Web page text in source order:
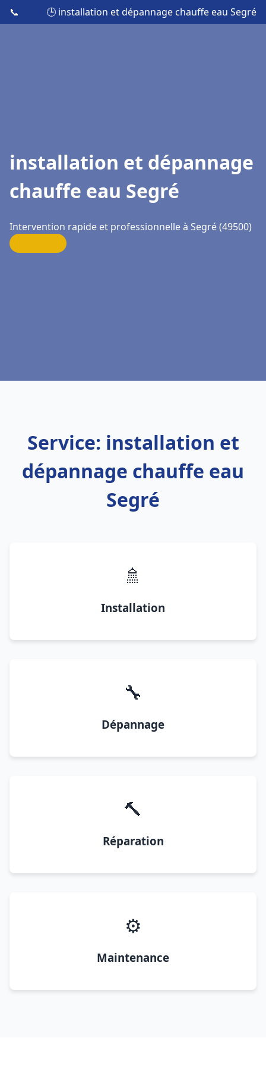
📞 🕒 installation et dépannage chauffe eau Segré
installation et dépannage
chauffe eau Segré
Intervention rapide et professionnelle à Segré (49500)
Service: installation et
dépannage chauffe eau
Segré
🚿
Installation
🔧
Dépannage
🔨
Réparation
⚙️
Maintenance